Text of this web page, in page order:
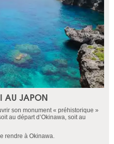
AU JAPON
son monument « préhistorique »
au départ d’Okinawa, soit au
rendre à Okinawa.